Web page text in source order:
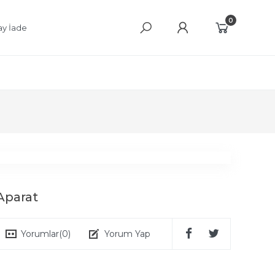
İade
0
Yorumlar(0) Yorum Yap